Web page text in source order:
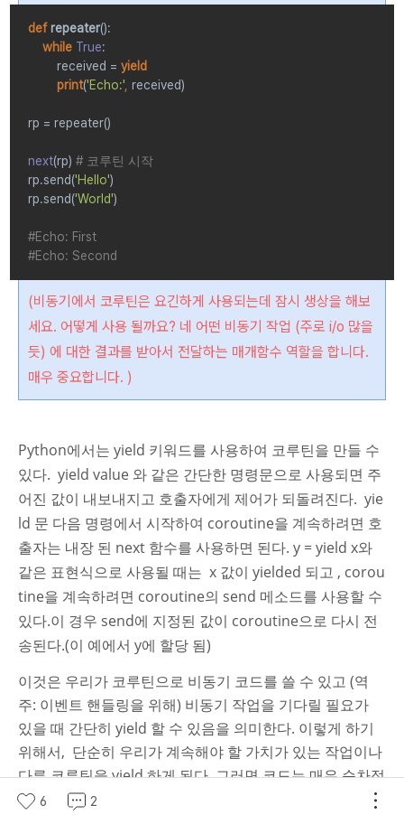
def repeater():
while True:
        received =
yield
        print
('Echo:' received)
rp = repeater()
next(rp) # 코루틴 시작
rp.send('Hello')
rp.send('World')
#Echo: First
#Echo: Second
(비동기에서 코루틴은 요긴하게 사용되는데 잠시 생상을 해보
세요. 어떻게 사용 될까요? 네 어떤 비동기 작업 (주로 i/o 많을
듯) 에 대한 결과를 받아서 전달하는 매개함수 역할을 합니다.
매우 중요합니다. )
Python에서는 yield 키워드를 사용하여 코루틴을 만들 수
있다. yield value 와 같은 간단한 명령문으로 사용되면 주
어진 값이 내보내지고 호출자에게 제어가 되돌려진다. yie
ld 문 다음 명령에서 시작하여 coroutine을 계속하려면 호
출자는 내장 된 next 함수를 사용하면 된다. y = yield x와
같은 표현식으로 사용될 때는 x 값이 yielded 되고 , corou
tine을 계속하려면 coroutine의 send 메소드를 사용할 수
있다.이 경우 send에 지정된 값이 coroutine으로 다시 전
송된다.(이 예에서 y에 할당 됨)
이것은 우리가 코루틴으로 비동기 코드를 쓸 수 있고 (역
주: 이벤트 핸들링을 위해) 비동기 작업을 기다릴 필요가
있을 때 간단히 yield 할 수 있음을 의미한다. 이렇게 하기
위해서, 단순히 우리가 계속해야 할 가치가 있는 작업이나
다른 코루틴을 yield 하게 된다. 그러면 코드는 매우 순차적
이며 동기 코드와 유사하게 보이게 될 것이다. 우리 코드의
6 2